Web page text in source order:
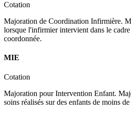
Cotation
Majoration de Coordination Infirmière.
lorsque l'infirmier intervient dans le
coordonnée.
MIE
Cotation
Majoration pour Intervention Enfant.
soins réalisés sur des enfants de moins de